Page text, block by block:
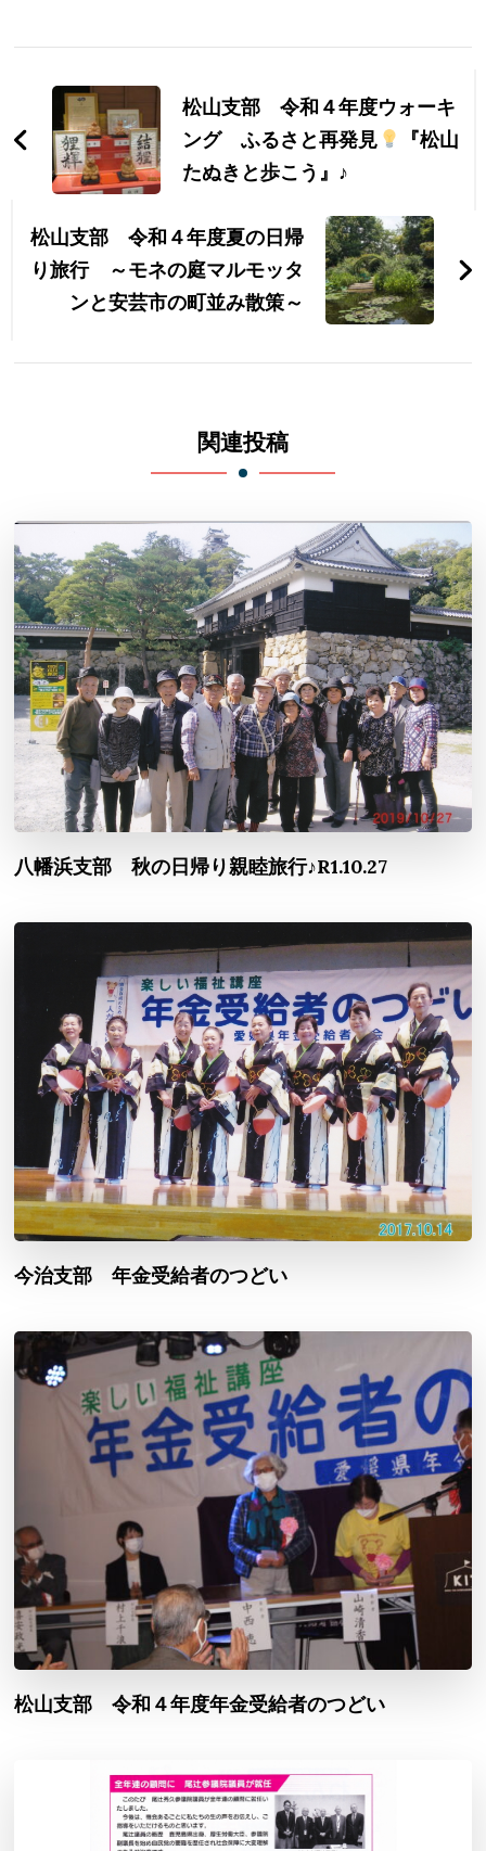
ナ
ゲ
ー
ョ
松山支部 令和４年度ウォーキ
ング ふるさと再発見
『松山
たぬきと歩こう』♪
松山支部 令和４年度夏の日帰
り旅行 ～モネの庭マルモッタ
ンと安芸市の町並み散策～
関連投稿
八幡浜支部 秋の日帰り親睦旅行♪R1.10.27
今治支部 年金受給者のつどい
松山支部 令和４年度年金受給者のつどい